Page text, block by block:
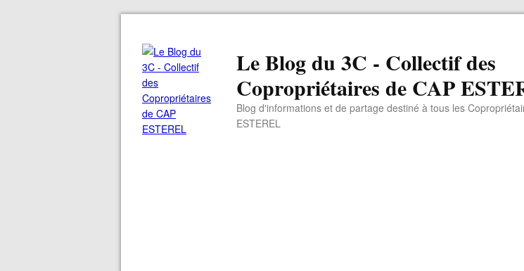
Le Blog du 3C - Collectif des
Copropriétaires de CAP
Blog d'informations et de partage destiné à tous les
ESTEREL